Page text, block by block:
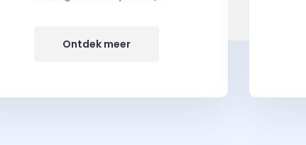
Ontdek meer